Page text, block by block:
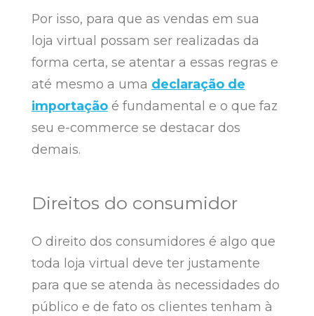
Por isso, para que as vendas em sua
loja virtual possam ser realizadas da
forma certa, se atentar a essas regras e
até mesmo a uma declaração de
importação é fundamental e o que faz
seu e-commerce se destacar dos
demais.
Direitos do consumidor
O direito dos consumidores é algo que
toda loja virtual deve ter justamente
para que se atenda às necessidades do
público e de fato os clientes tenham à